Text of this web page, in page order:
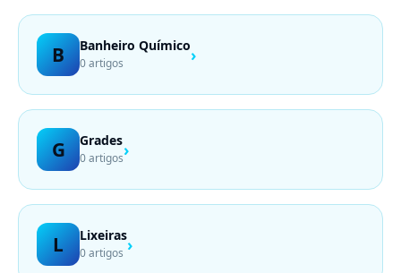
B Banheiro Químico
0 artigos ›
G Grades
0 artigos›
L Lixeiras
0 artigos ›